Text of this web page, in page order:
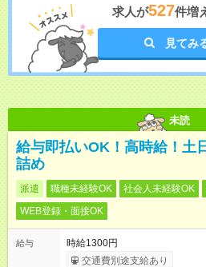
求人が527件増
見てみ
未読
給与即払いOK！高時給！土
詰め
派遣 職種未経験OK 社会人未経験OK
WEB登録・面接OK
給与
時給1300円
交通費別途支給あり